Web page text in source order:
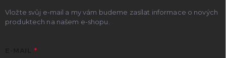
Vložte svůj e-mail a my vám budeme zasílat informace o nových
produktech na našem e-shopu.